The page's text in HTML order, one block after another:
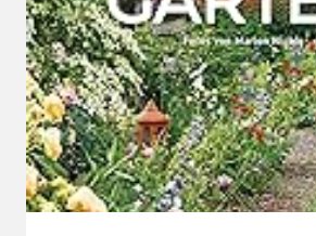
DIE
WICHTIGSTEN
GARTENFRAGEN